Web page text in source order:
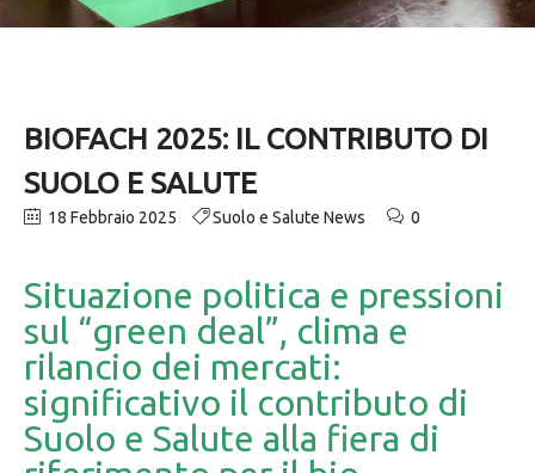
BIOFACH 2025: IL CONTRIBUTO DI
SUOLO E SALUTE
18 Febbraio 2025 Suolo e Salute News 0
Situazione politica e pressioni
sul “green deal”, clima e
rilancio dei mercati:
significativo il contributo di
Suolo e Salute alla fiera di